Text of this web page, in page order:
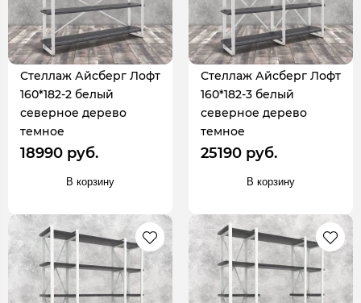
Стеллаж Айсберг Лофт
160*182-2 белый
северное дерево
темное
18990 руб.
В корзину
Стеллаж Айсберг Лофт
160*182-3 белый
северное дерево
темное
25190 руб.
В корзину